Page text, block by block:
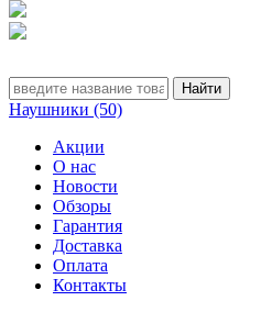
Наушники (50)
Акции
О нас
Новости
Обзоры
Гарантия
Доставка
Оплата
Контакты